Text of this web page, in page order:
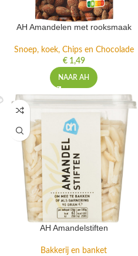
AH Amandelen met rooksmaak
Snoep, koek, Chips en Chocolade
€1,49
NAAR AH
AH Amandelstiften
Bakkerij en banket